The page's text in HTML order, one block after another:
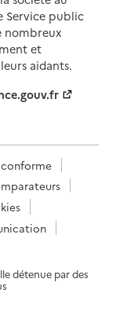
Service public
nombreux
et
aidants.
détenue par des